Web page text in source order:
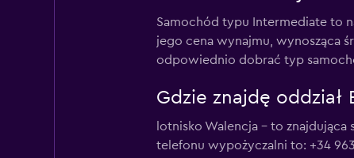
Samochód typu Intermediate to
jego cena wynajmu, wynosząca
odpowiednio dobrać typ
Gdzie znajdę oddział
lotnisko Walencja – to
telefonu wypożyczalni to: +34